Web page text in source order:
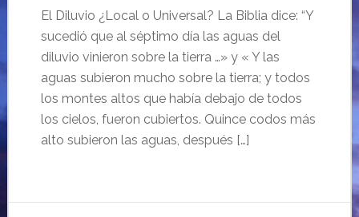
El Diluvio ¿Local o Universal? La Biblia dice: “Y
sucedió que al séptimo día las aguas del
diluvio vinieron sobre la tierra …» y « Y las
aguas subieron mucho sobre la tierra; y todos
los montes altos que había debajo de todos
los cielos, fueron cubiertos. Quince codos más
alto subieron las aguas, después […]